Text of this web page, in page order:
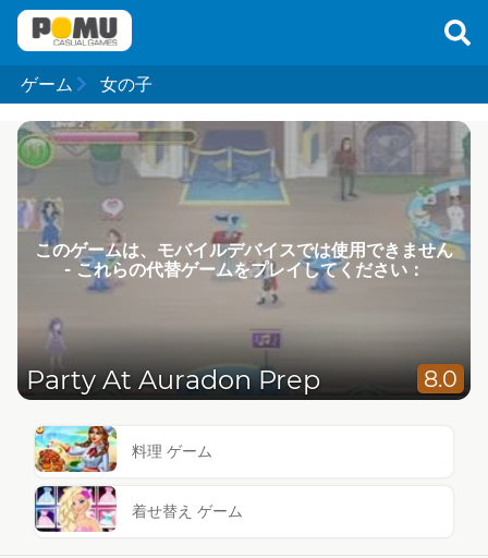
ゲーム 女の子
このゲームは、モバイルデバイスでは使用できません
- これらの代替ゲームをプレイしてください：
Party At Auradon Prep 8.0
料理 ゲーム
着せ替え ゲーム